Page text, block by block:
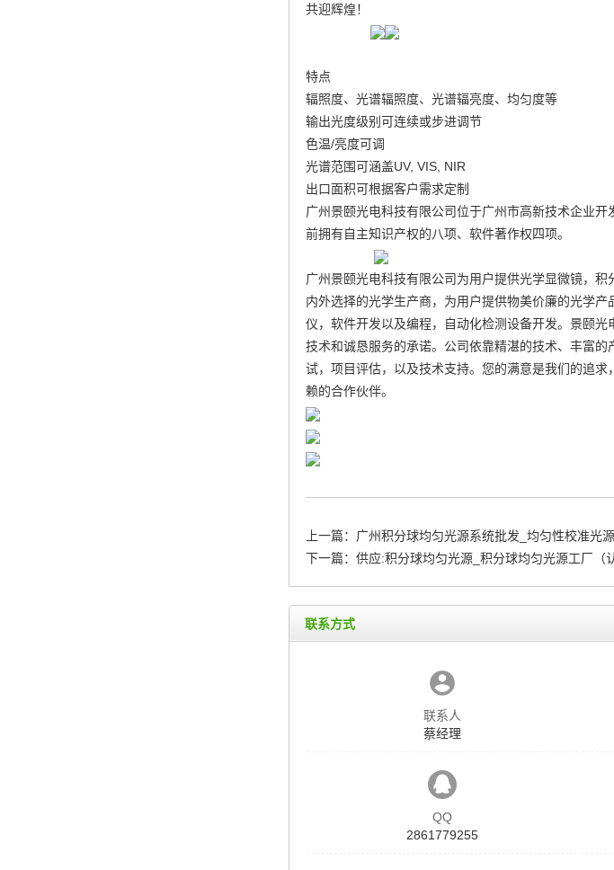
共迎辉煌！
特点
辐照度、光谱辐照度、光谱辐亮度、均匀度等
输出光度级别可连续或步进调节
色温/亮度可调
光谱范围可涵盖UV, VIS, NIR
出口面积可根据客户需求定制
广州景颐光电科技有限公司位于广州市高新技术企业
前拥有自主知识产权的八项、软件著作权四项。
广州景颐光电科技有限公司为用户提供光学显微镜，
内外选择的光学生产商，为用户提供物美价廉的光学
仪，软件开发以及编程，自动化检测设备开发。景颐光
技术和诚恳服务的承诺。公司依靠精湛的技术、丰富
试，项目评估，以及技术支持。您的满意是我们的追
赖的合作伙伴。
上一篇： 广州积分球均匀光源系统批发_均匀性校准光
下一篇： 供应:积分球均匀光源_积分球均匀光源工厂（
联系方式
联系人
蔡经理
QQ
2861779255